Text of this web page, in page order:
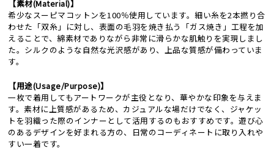
【素材(Material)】
希少なスーピマコットンを100％使用しています。細い糸を2本撚り合
わせた「双糸」に対し、表面の毛羽を焼き払う「ガス焼き」工程を加
えることで、綿素材でありながら非常に滑らかな肌触りを実現しまし
た。シルクのような自然な光沢感があり、上品な質感が備わっていま
す。
【用途(Usage/Purpose)】
一枚で着用してもアートワークが主役となり、華やかな印象を与えま
す。素材に上質感があるため、カジュアルな場だけでなく、ジャケッ
トを羽織った際のインナーとして活用するのもおすすめです。遊び心
のあるデザインを好まれる方の、日常のコーディネートに取り入れや
すい一着です。